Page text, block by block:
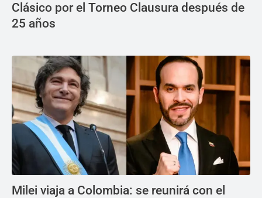
Clásico por el Torneo Clausura después de
25 años
Milei viaja a Colombia: se reunirá con el